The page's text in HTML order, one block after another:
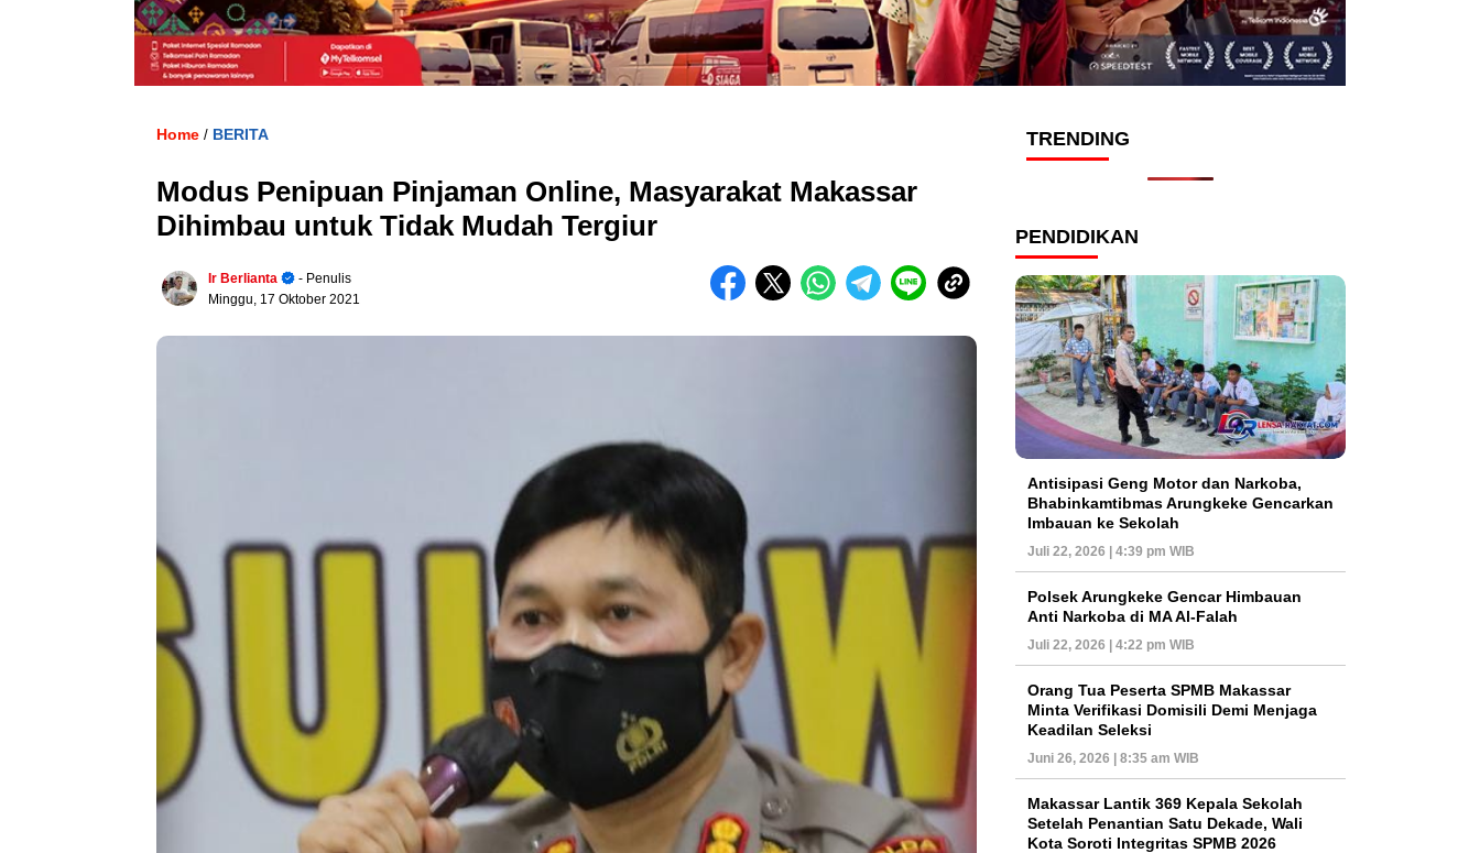
Home / BERITA
Modus Penipuan Pinjaman Online, Masyarakat Makassar
Dihimbau untuk Tidak Mudah Tergiur
Ir Berlianta
- Penulis
Minggu, 17 Oktober 2021
TRENDING
PENDIDIKAN
Antisipasi Geng Motor dan Narkoba,
Bhabinkamtibmas Arungkeke Gencarkan
Imbauan ke Sekolah
Juli 22, 2026 | 4:39 pm WIB
Polsek Arungkeke Gencar Himbauan
Anti Narkoba di MA Al-Falah
Juli 22, 2026 | 4:22 pm WIB
Orang Tua Peserta SPMB Makassar
Minta Verifikasi Domisili Demi Menjaga
Keadilan Seleksi
Juni 26, 2026 | 8:35 am WIB
Makassar Lantik 369 Kepala Sekolah
Setelah Penantian Satu Dekade, Wali
Kota Soroti Integritas SPMB 2026